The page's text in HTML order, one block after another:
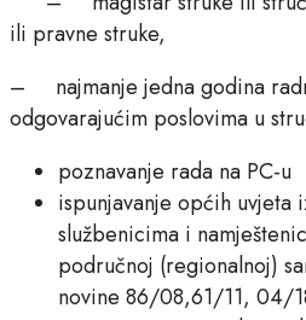
ili pravne struke,
– najmanje jedna godina
odgovarajućim poslovima u
poznavanje rada na PC-u
ispunjavanje općih uvjeta
službenicima i
područnoj (regionalnoj)
novine 86/08,61/11, 04/